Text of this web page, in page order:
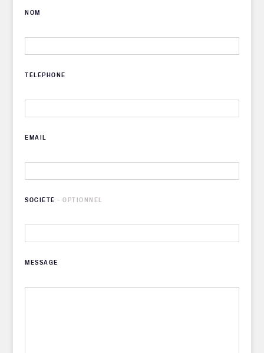
NOM
TÉLÉPHONE
EMAIL
SOCIÉTÉ– OPTIONNEL
MESSAGE